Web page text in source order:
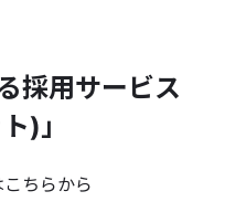
採用サービス
)」
ちらから